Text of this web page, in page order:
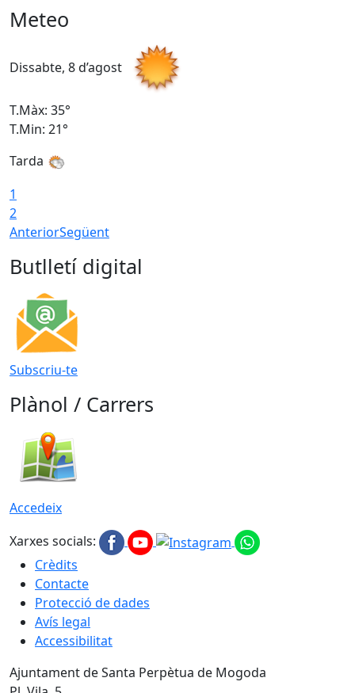
Meteo
Dissabte, 8 d’agost
T.Màx: 35°
T.Min: 21°
Tarda
1
2
AnteriorSegüent
Butlletí digital
Subscriu-te
Plànol / Carrers
Accedeix
Xarxes socials:
Crèdits
Contacte
Protecció de dades
Avís legal
Accessibilitat
Ajuntament de Santa Perpètua de Mogoda